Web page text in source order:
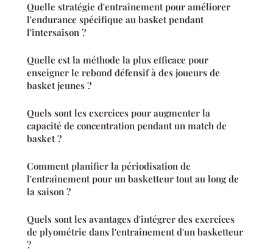
Quelle stratégie d'entraînement pour améliorer
l'endurance spécifique au basket pendant
l'intersaison ?
Quelle est la méthode la plus efficace pour
enseigner le rebond défensif à des joueurs de
basket jeunes ?
Quels sont les exercices pour augmenter la
capacité de concentration pendant un match de
basket ?
Comment planifier la périodisation de
l'entraînement pour un basketteur tout au long de
la saison ?
Quels sont les avantages d'intégrer des exercices
de plyométrie dans l'entraînement d'un basketteur
?